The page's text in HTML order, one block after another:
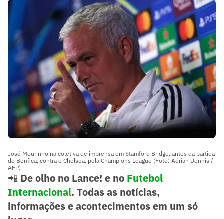
José Mourinho na coletiva de imprensa em Stamford Bridge, antes da partida
do Benfica, contra o Chelsea, pela Champions League (Foto: Adrian Dennis /
AFP)
📲 De olho no Lance! e no Futebol
Internacional. Todas as notícias,
informações e acontecimentos em um só